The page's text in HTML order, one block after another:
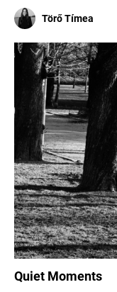
Törő Tímea
Quiet Moments